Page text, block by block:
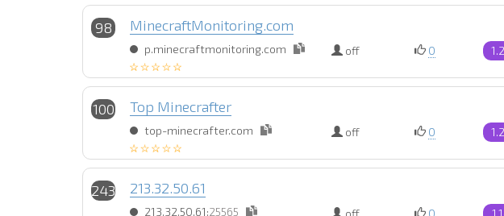
Пиратские
Приват Без лаунчера
98 MinecraftMonitoring.com
p.minecraftmonitoring.com off 0
100 Top Minecrafter
top-minecrafter.com off 0
243 213.32.50.61
213.32.50.61:25565 off 0